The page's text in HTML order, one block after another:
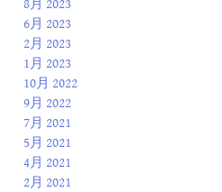
8月 2023
6月 2023
2月 2023
1月 2023
10月 2022
9月 2022
7月 2021
5月 2021
4月 2021
2月 2021